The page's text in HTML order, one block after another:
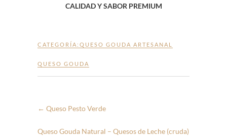
CALIDAD Y SABOR PREMIUM
CATEGORÍA: QUESO GOUDA ARTESANAL
QUESO GOUDA
← Queso Pesto Verde
Queso Gouda Natural – Quesos de Leche (cruda)